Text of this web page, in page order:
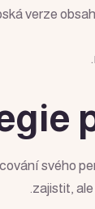
verze
svého
zajistit,